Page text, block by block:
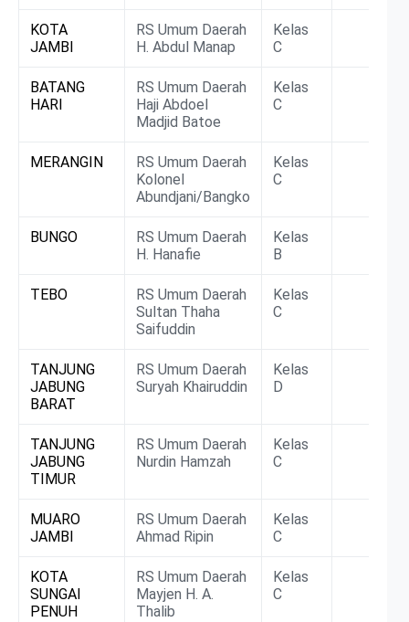
KOTA
JAMBI
RS Umum Daerah
H. Abdul Manap
Kelas
C
BATANG
HARI
RS Umum Daerah
Haji Abdoel
Madjid Batoe
Kelas
C
MERANGIN
RS Umum Daerah
Kolonel
Abundjani/Bangko
Kelas
C
BUNGO
RS Umum Daerah
H. Hanafie
Kelas
B
TEBO
RS Umum Daerah
Sultan Thaha
Saifuddin
Kelas
C
TANJUNG
JABUNG
BARAT
RS Umum Daerah
Suryah Khairuddin
Kelas
D
TANJUNG
JABUNG
TIMUR
RS Umum Daerah
Nurdin Hamzah
Kelas
C
MUARO
JAMBI
RS Umum Daerah
Ahmad Ripin
Kelas
C
KOTA
SUNGAI
PENUH
RS Umum Daerah
Mayjen H. A.
Thalib
Kelas
C